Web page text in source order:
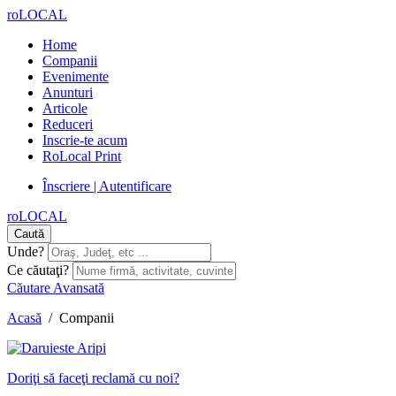
roLOCAL
Home
Companii
Evenimente
Anunturi
Articole
Reduceri
Inscrie-te acum
RoLocal Print
Înscriere | Autentificare
roLOCAL
Caută
Unde?
Ce căutaţi?
Căutare Avansată
Acasă / Companii
Doriţi să faceţi reclamă cu noi?